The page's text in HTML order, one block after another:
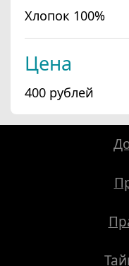
Хлопок 100%
Цена
400 рублей